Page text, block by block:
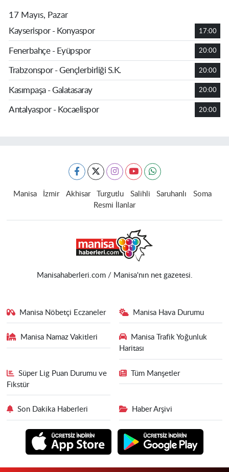
17 Mayıs, Pazar
Kayserispor - Konyaspor
17:00
Fenerbahçe - Eyüpspor 20:00
Trabzonspor - Gençlerbirliği S.K. 20:00
Kasımpaşa - Galatasaray 20:00
Antalyaspor - Kocaelispor 20:00
Manisa İzmir Akhisar Turgutlu Salihli Saruhanlı
Soma
Resmi İlanlar
Manisahaberleri.com / Manisa'nın net gazetesi.
Manisa Nöbetçi Eczaneler Manisa Hava Durumu
Manisa Namaz Vakitleri
Manisa Trafik Yoğunluk
Haritası
Süper Lig Puan Durumu ve
Fikstür
Tüm Manşetler
Son Dakika Haberleri Haber Arşivi